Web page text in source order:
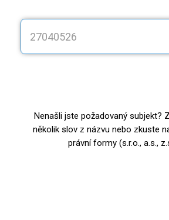
Nenašli jste požadovaný subjekt?
několik slov z názvu nebo zkuste
právní formy (s.r.o., a.s.,